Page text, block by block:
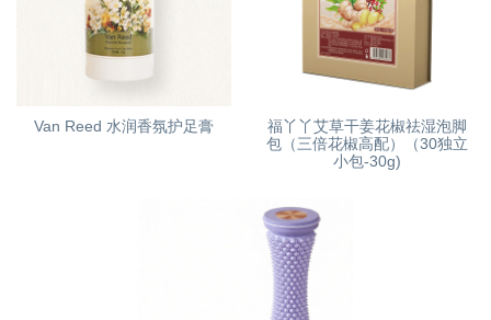
Van Reed 水润香氛护足膏
福丫丫艾草干姜花椒祛湿泡脚
包（三倍花椒高配）（30独立
小包-30g)